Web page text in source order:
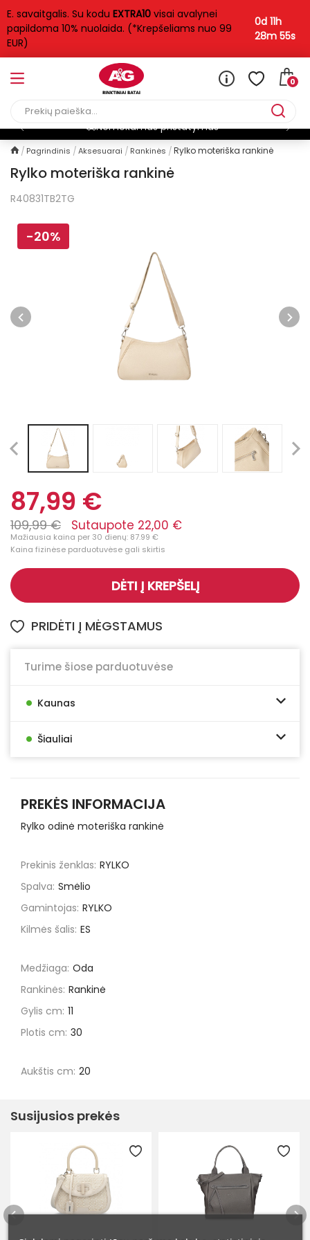
E. savaitgalis. Su kodu EXTRA10 visai avalynei
papildoma 10% nuolaida. (*Krepšeliams nuo 99
EUR)
0d 11h
28m 55s
0
Nemokamas pristatymas*
Pagrindinis Aksesuarai Rankinės Rylko moteriška rankinė
Rylko moteriška rankinė
R40831TB2TG
-20%
87,99 €
109,99 € Sutaupote 22,00 €
Mažiausia kaina per 30 dienų: 87.99 €
Kaina fizinėse parduotuvėse gali skirtis
DĖTI Į KREPŠELĮ
PRIDĖTI Į MĖGSTAMUS
Turime šiose parduotuvėse
• Kaunas
• Šiauliai
PREKĖS INFORMACIJA
Rylko odinė moteriška rankinė
Prekinis ženklas: RYLKO
Spalva: Smėlio
Gamintojas: RYLKO
Kilmės šalis: ES
Medžiaga: Oda
Rankinės: Rankinė
Gylis cm: 11
Plotis cm: 30
Aukštis cm: 20
Susijusios prekės